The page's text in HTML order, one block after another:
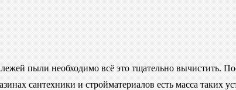
пыли необходимо всё это тщательно вычистить.
сантехники и стройматериалов есть масса таких